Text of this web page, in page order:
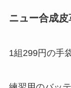
ニュー合成
1組299円の手